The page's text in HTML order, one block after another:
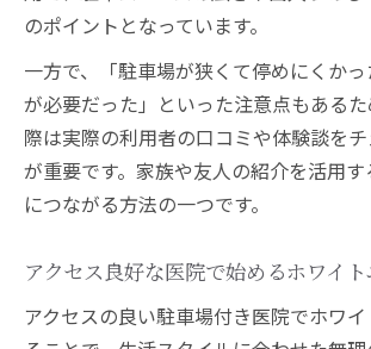
のポイントとなっています。
一方で、「駐車場が狭くて停めにくか
が必要だった」といった注意点もある
際は実際の利用者の口コミや体験談を
が重要です。家族や友人の紹介を活用
につながる方法の一つです。
アクセス良好な医院で始めるホワイ
アクセスの良い駐車場付き医院でホワ